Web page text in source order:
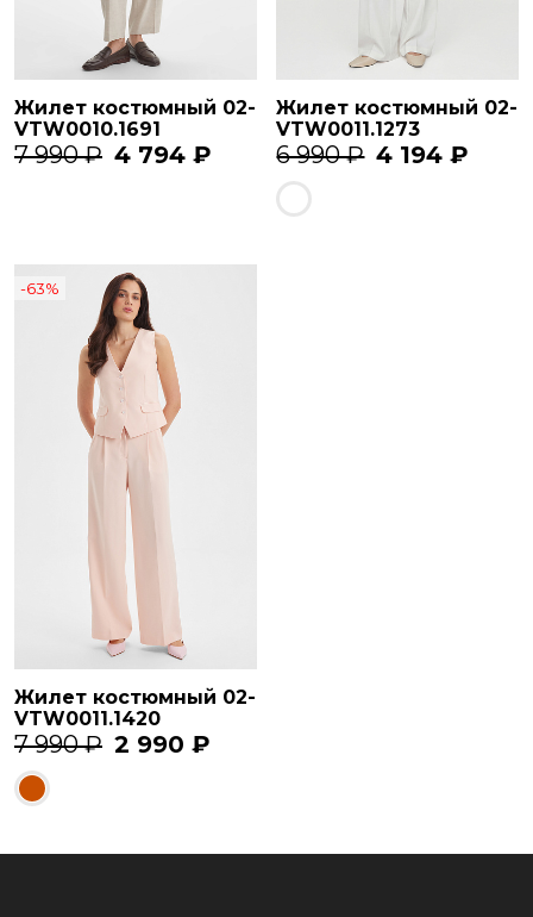
Жилет костюмный 02-
VTW0010.1691
7 990 ₽ 4 794 ₽
Жилет костюмный 02-
VTW0011.1273
6 990 ₽ 4 194 ₽
-63%
Жилет костюмный 02-
VTW0011.1420
7 990 ₽ 2 990 ₽